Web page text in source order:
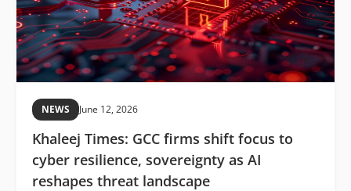
NEWS June 12, 2026
Khaleej Times: GCC firms shift focus to
cyber resilience, sovereignty as AI
reshapes threat landscape